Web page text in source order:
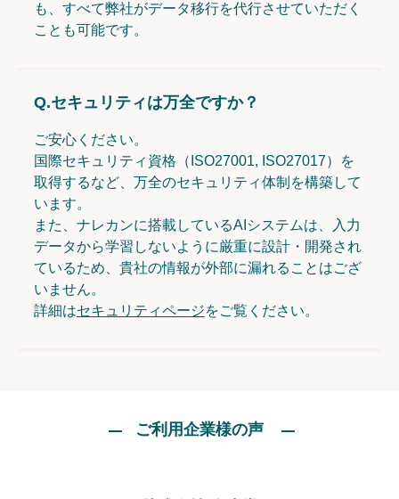
も、すべて弊社がデータ移行を代行させていただく
ことも可能です。
Q.セキュリティは万全ですか？
ご安心ください。
国際セキュリティ資格（ISO27001, ISO27017）を
取得するなど、万全のセキュリティ体制を構築して
います。
また、ナレカンに搭載しているAIシステムは、入力
データから学習しないように厳重に設計・開発され
ているため、貴社の情報が外部に漏れることはござ
いません。
詳細はセキュリティページをご覧ください。
ご利用企業様の声